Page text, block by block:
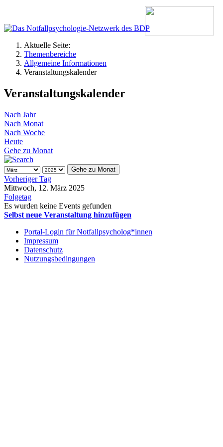
Aktuelle Seite:
Themenbereiche
Allgemeine Informationen
Veranstaltungskalender
Veranstaltungskalender
Nach Jahr
Nach Monat
Nach Woche
Heute
Gehe zu Monat
Gehe zu Monat
Vorheriger Tag
Mittwoch, 12. März 2025
Folgetag
Es wurden keine Events gefunden
Selbst neue Veranstaltung hinzufügen
Portal-Login für Notfallpsycholog*innen
Impressum
Datenschutz
Nutzungsbedingungen